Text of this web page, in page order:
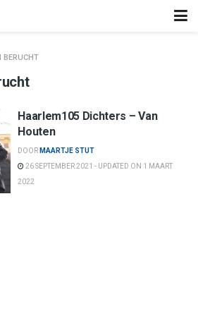
BERUCHT
Haarlem105 Dichters – Van
Houten
DOOR MAARTJE STUT
26 SEPTEMBER 2021 - UPDATED ON 1 MAART
2022